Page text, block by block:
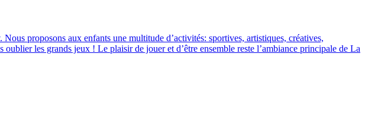
proposons aux enfants une multitude d’activités: sportives, artistiques, créatives,
les grands jeux ! Le plaisir de jouer et d’être ensemble reste l’ambiance principale de La